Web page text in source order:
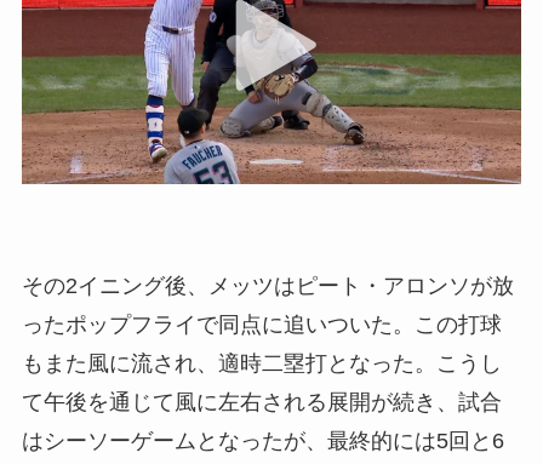
その2イニング後、メッツはピート・アロンソが放
ったポップフライで同点に追いついた。この打球
もまた風に流され、適時二塁打となった。こうし
て午後を通じて風に左右される展開が続き、試合
はシーソーゲームとなったが、最終的には5回と6